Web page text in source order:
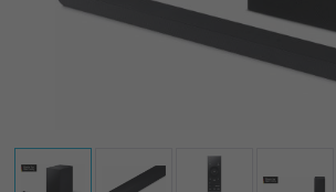
entsprechend im Gaming